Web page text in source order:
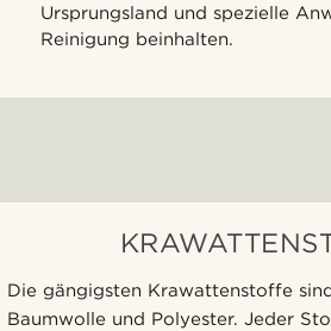
Ursprungsland und spezielle
Reinigung beinhalten.
Die gängigsten Krawattenstoffe
Baumwolle und Polyester. Jeder